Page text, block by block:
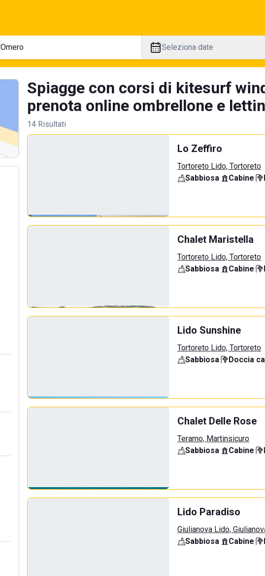
Seleziona date
Spiagge con corsi di kitesurf
prenota online ombrellone e
14 Risultati
Lo Zeffiro
Tortoreto Lido, Tortoreto
Sabbiosa· Cabine·
Chalet Maristella
Tortoreto Lido, Tortoreto
Sabbiosa· Cabine·
Lido Sunshine
Tortoreto Lido, Tortoreto
Sabbiosa· Doccia
Chalet Delle Rose
Teramo, Martinsicuro
Sabbiosa· Cabine·
Lido Paradiso
Giulianova Lido,
Sabbiosa· Cabine·